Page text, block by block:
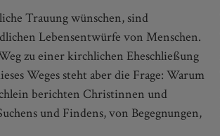
Trauung wünschen, sind
Lebensentwürfe von Menschen.
zu einer kirchlichen Eheschließung
Weges steht aber die Frage: Warum
berichten Christinnen und
und Findens, von Begegnungen,
auf dem Weg zur kirchlichen
begleitet und bestärkt haben. Zudem
Form und Gestaltung der kirchlichen
und Tipps laden ein, die eigene
aber auch darüber hinaus in den